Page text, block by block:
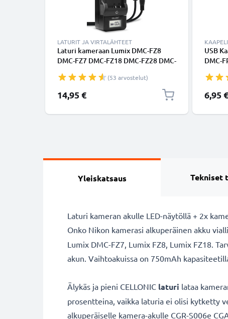
LATURIT JA VIRTALÄHTEET
Laturi kameraan Lumix DMC-FZ8
DMC-FZ7 DMC-FZ18 DMC-FZ28 DMC-
S006a DMW-BMA7 tarvikelaturi
(53 arvostelut)
14,95 €
USB
DMC-
GM5,
TZ5,
SZ10,
6,95 €
Yleiskatsaus Tekniset
Laturi kameran akulle LED-näytöllä + 2x
Onko Nikon kamerasi alkuperäinen akku
Lumix DMC-FZ7, Lumix FZ8, Lumix FZ18.
akun. Vaihtoakuissa on 750mAh
Älykäs ja pieni CELLONIC laturi lataa
prosentteina, vaikka laturia ei olisi kytketty
alkuperäiselle kamera-akulle CGR-S006e